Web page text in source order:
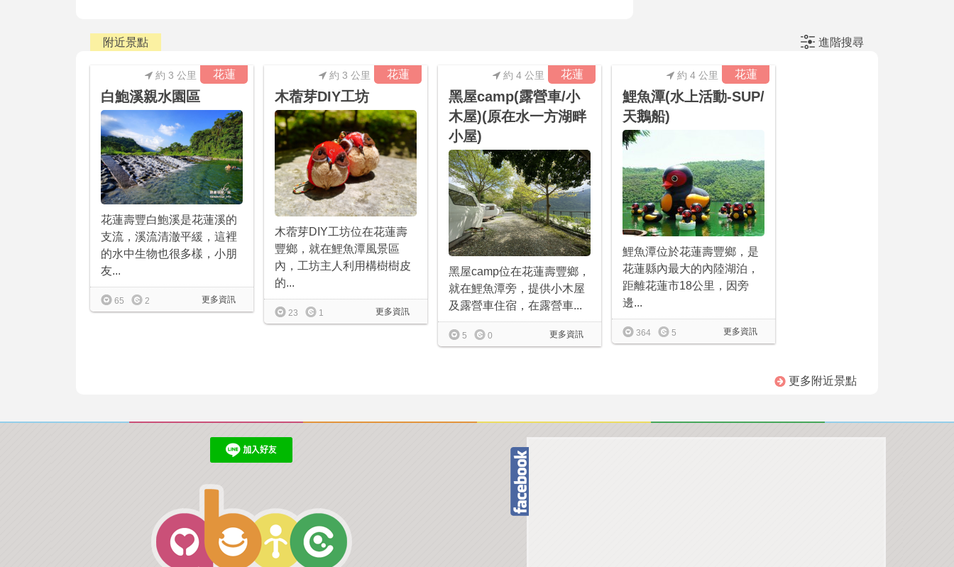
附近景點 進階搜尋
花蓮
約 3 公里
白鮑溪親水園區
花蓮壽豐白鮑溪是花蓮溪的
支流，溪流清澈平緩，這裡
的水中生物也很多樣，小朋
友...
更多資訊
65 2
花蓮
約 3 公里
木蓿芽DIY工坊
木蓿芽DIY工坊位在花蓮壽
豐鄉，就在鯉魚潭風景區
內，工坊主人利用構樹樹皮
的...
更多資訊
23 1
花蓮
約 4 公里
黑屋camp(露營車/小
木屋)(原在水一方湖畔
小屋)
黑屋camp位在花蓮壽豐鄉，
就在鯉魚潭旁，提供小木屋
及露營車住宿，在露營車...
更多資訊
5 0
花蓮
約 4 公里
鯉魚潭(水上活動-SUP/
天鵝船)
鯉魚潭位於花蓮壽豐鄉，是
花蓮縣內最大的內陸湖泊，
距離花蓮市18公里，因旁
邊...
更多資訊
364 5
更多附近景點